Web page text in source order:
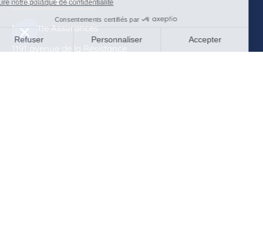
Mascotte Assurances
1191 avenue de la Résistance